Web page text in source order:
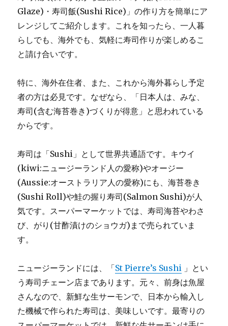
Glaze)・寿司飯(Sushi Rice)」の作り方を簡単にア
レンジしてご紹介します。これを知ったら、一人暮
らしでも、海外でも、気軽に寿司作りが楽しめるこ
と請け合いです。
特に、海外在住者、また、これから海外暮らし予定
者の方は必見です。なぜなら、「日本人は、みな、
寿司(含む海苔巻き)づくりが得意」と思われている
からです。
寿司は「Sushi」として世界共通語です。キウイ
(kiwi:ニュージーランド人の愛称)やオージー
(Aussie:オーストラリア人の愛称)にも、海苔巻き
(Sushi Roll)や鮭の握り寿司(Salmon Sushi)が人
気です。スーパーマーケットでは、寿司海苔やわさ
び、がり(甘酢漬けのショウガ)まで売られていま
す。
ニュージーランドには、「St Pierre’s Sushi 」とい
う寿司チェーン店まであります。元々、前身は魚屋
さんなので、新鮮な生サーモンで、日本から輸入し
た機械で作られた寿司は、美味しいです。最寄りの